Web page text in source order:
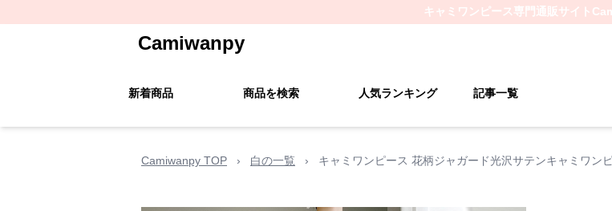
キャミワンピース専門通販サイト
Camiwanpy
新着商品 商品を検索 人気ランキング 記事一覧
Camiwanpy TOP › 白の一覧 › キャミワンピース 花柄ジャガード光沢サテンキャミワン